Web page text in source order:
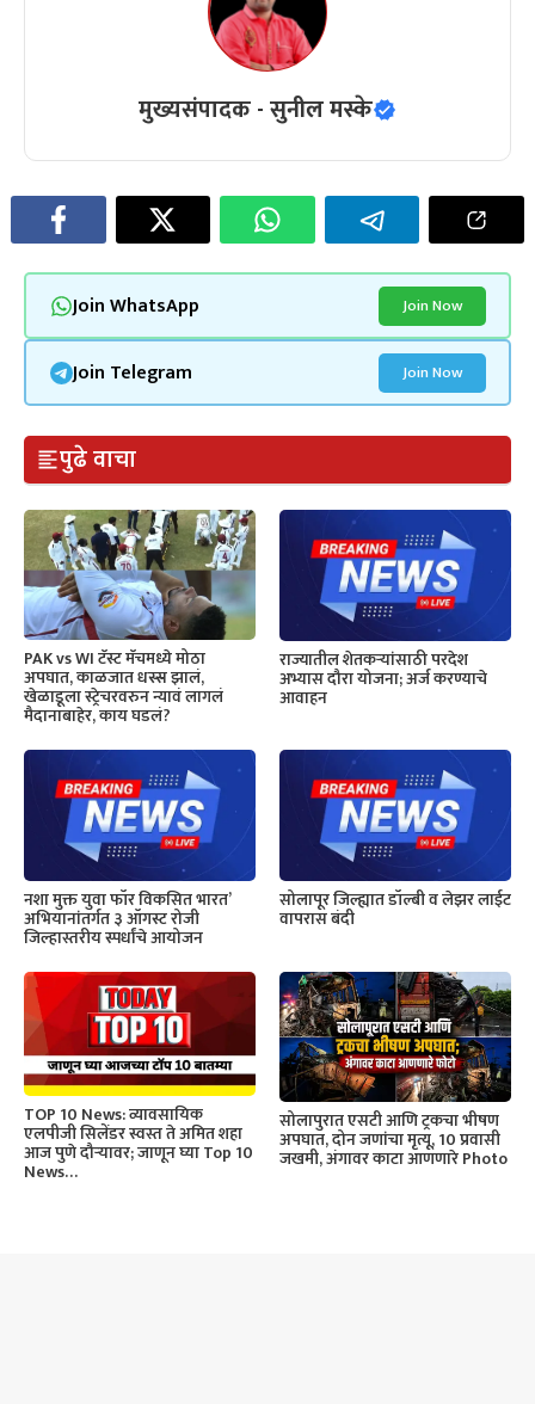
मुख्यसंपादक - सुनील मस्के
Join WhatsApp Join Now
Join Telegram Join Now
पुढे वाचा
PAK vs WI टॅस्ट मॅचमध्ये मोठा
अपघात, काळजात धस्स झालं,
खेळाडूला स्ट्रेचरवरुन न्यावं लागलं
मैदानाबाहेर, काय घडलं?
राज्यातील शेतकऱ्यांसाठी परदेश
अभ्यास दौरा योजना; अर्ज करण्याचे
आवाहन
नशा मुक्त युवा फॉर विकसित भारत’
अभियानांतर्गत ३ ऑगस्ट रोजी
जिल्हास्तरीय स्पर्धांचे आयोजन
सोलापूर जिल्ह्यात डॉल्बी व लेझर लाईट
वापरास बंदी
TOP 10 News: व्यावसायिक
एलपीजी सिलेंडर स्वस्त ते अमित शहा
आज पुणे दौऱ्यावर; जाणून घ्या Top 10
News…
सोलापुरात एसटी आणि ट्रकचा भीषण
अपघात, दोन जणांचा मृत्यू, 10 प्रवासी
जखमी, अंगावर काटा आणणारे Photo